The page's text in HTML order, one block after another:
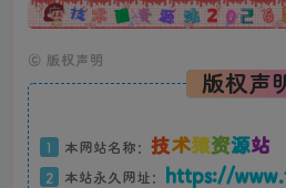
广告
© 版权声明
版权声
1 本网站名称： 技术猿资源站
2 本站永久网址： https://